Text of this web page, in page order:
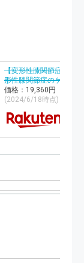
【変形性膝関節症】О脚
形性膝関節症のケアセ
価格：19,360円（税込
(2024/6/18時点)